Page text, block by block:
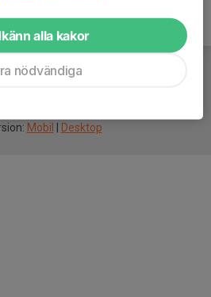
Mobil Desktop
alla kakor
nödvändiga